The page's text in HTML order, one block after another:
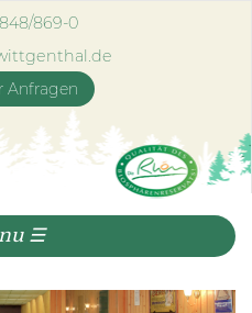
869-0
Anfragen
☰